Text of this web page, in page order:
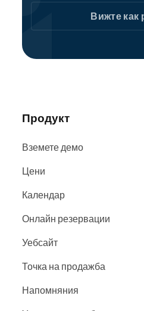
на момента.
Като част от общността
търсачките и
Вижте как
Продукт
Вземете демо
Цени
Календар
Онлайн резервации
Уебсайт
Точка на продажба
Напомняния